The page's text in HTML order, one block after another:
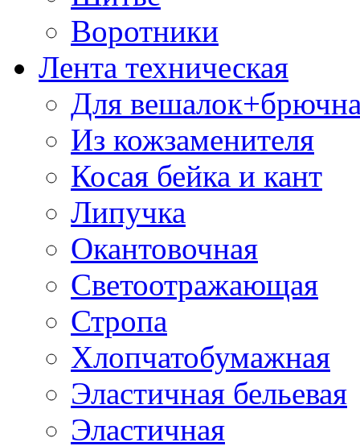
Воротники
Лента техническая
Для
Из кожзаменителя
Косая бейка и кант
Липучка
Окантовочная
Светоотражающая
Стропа
Хлопчатобумажная
Эластичная бельевая
Эластичная